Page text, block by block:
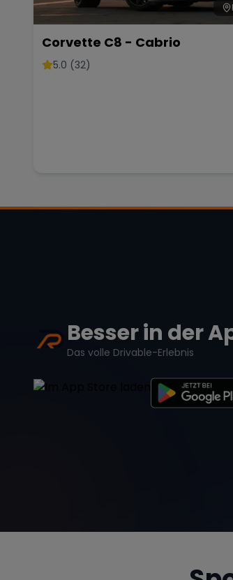
Corvette C8 - Cabrio
5.0 (32)
Besser in der
Das volle Drivable-Erlebnis